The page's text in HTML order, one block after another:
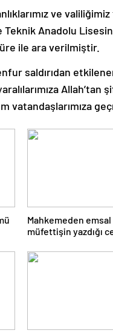
ve
Anadolu
ile ara verilmiştir.
saldırıdan
Allah’tan
vatandaşlarımıza
Mahkemeden
müfettişin yazdığı